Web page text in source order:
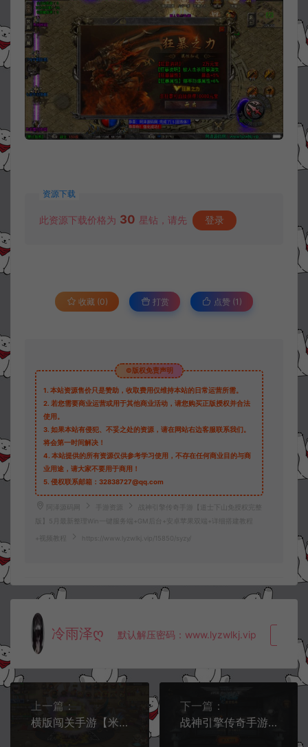
资源下载
此资源下载价格为 30 星钻，请先 登录
收藏 (0) 打赏 点赞 (1 )
©版权免责声明
1. 本站资源售价只是赞助，收取费用仅维持本站的日常运营所需。
2. 若您需要商业运营或用于其他商业活动，请您购买正版授权并合法
使用。
3. 如果本站有侵犯、不妥之处的资源，请在网站右边客服联系我们。
将会第一时间解决！
4. 本站提供的所有资源仅供参考学习使用，不存在任何商业目的与商
业用途，请大家不要用于商用！
5. 侵权联系邮箱：32838727@qq.com
阿泽源码网 手游资源
战神引擎传奇手游【道士下山免授权完整
版】5月最新整理Win一键服务端+GM后台+安卓苹果双端+详细搭建教程
+视频教程 https://www.lyzwlkj.vip/15850/syzy/
冷雨泽ღ 默认解压密码：www.lyzwlkj.vip
上一篇：
横版闯关手游【米亚大陆阿拉德最终完整版】4月最新整理Linux手工服务端+管理后台+GM授权后台+安卓苹果双端+详细搭建教程
下一篇：
战神引擎传奇手游【新版伏羲冰雪魂环十五大陆】5月最新整理Win一键服务端+光柱+时装魂环+GM后台+安卓苹果双端+详细搭建教程+视频教程